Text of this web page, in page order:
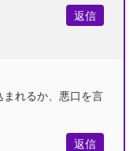
返信
れるか、悪口を言
返信